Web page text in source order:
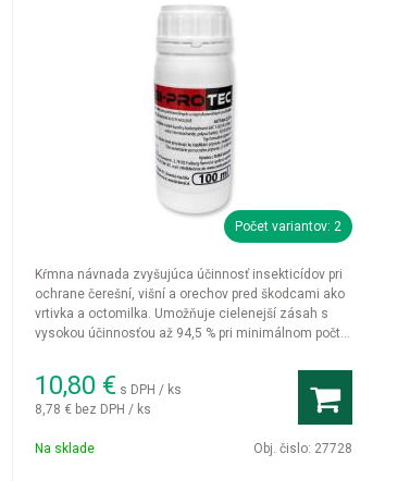
Počet variantov: 2
Kŕmna návnada zvyšujúca účinnosť insekticídov pri
ochrane čerešní, višní a orechov pred škodcami ako
vrtivka a octomilka. Umožňuje cielenejší zásah s
vysokou účinnosťou až 94,5 % pri minimálnom počte
10,80 € s DPH / ks
8,78 € bez DPH / ks
Na sklade Obj. čislo: 27728